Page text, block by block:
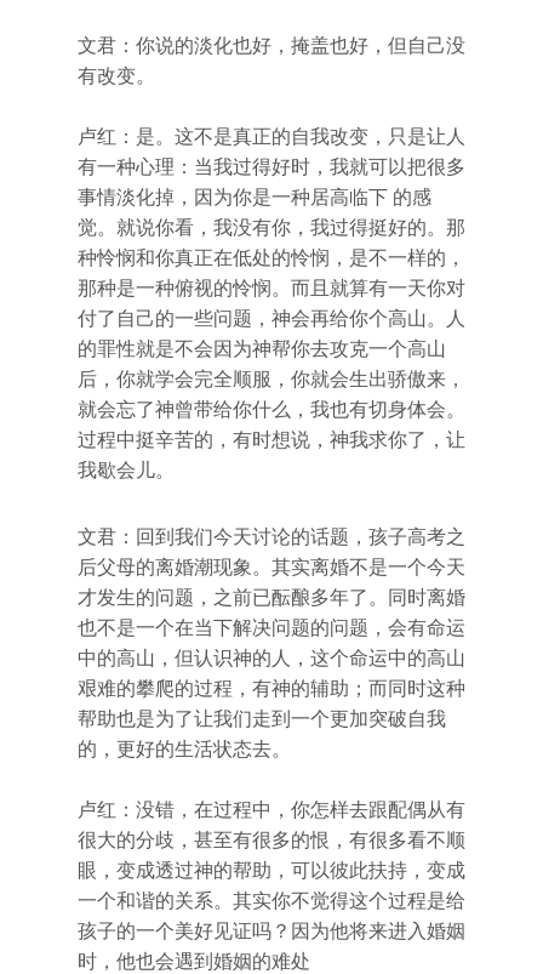
文君：你说的淡化也好，掩盖也好，但自己没
有改变。
卢红：是。这不是真正的自我改变，只是让人
有一种心理：当我过得好时，我就可以把很多
事情淡化掉，因为你是一种居高临下 的感
觉。就说你看，我没有你，我过得挺好的。那
种怜悯和你真正在低处的怜悯，是不一样的，
那种是一种俯视的怜悯。而且就算有一天你对
付了自己的一些问题，神会再给你个高山。人
的罪性就是不会因为神帮你去攻克一个高山
后，你就学会完全顺服，你就会生出骄傲来，
就会忘了神曾带给你什么，我也有切身体会。
过程中挺辛苦的，有时想说，神我求你了，让
我歇会儿。
文君：回到我们今天讨论的话题，孩子高考之
后父母的离婚潮现象。其实离婚不是一个今天
才发生的问题，之前已酝酿多年了。同时离婚
也不是一个在当下解决问题的问题，会有命运
中的高山，但认识神的人，这个命运中的高山
艰难的攀爬的过程，有神的辅助；而同时这种
帮助也是为了让我们走到一个更加突破自我
的，更好的生活状态去。
卢红：没错，在过程中，你怎样去跟配偶从有
很大的分歧，甚至有很多的恨，有很多看不顺
眼，变成透过神的帮助，可以彼此扶持，变成
一个和谐的关系。其实你不觉得这个过程是给
孩子的一个美好见证吗？因为他将来进入婚姻
时，他也会遇到婚姻的难处